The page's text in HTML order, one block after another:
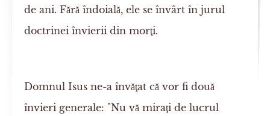
de ani. Fără îndoială, ele se învârt în jurul
doctrinei învierii din morţi.
Domnul Isus ne-a învăţat că vor fi două
învieri generale: "Nu vă miraţi de lucrul